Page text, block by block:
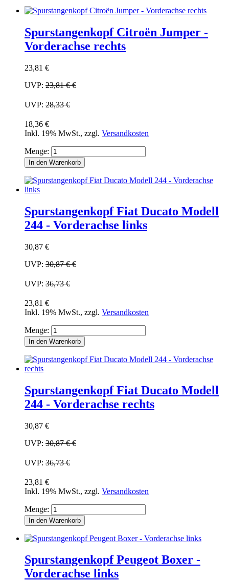
Spurstangenkopf Citroën Jumper -
Vorderachse rechts
23,81 €
UVP: 23,81 €€
UVP: 28,33 €
18,36 €
Inkl. 19% MwSt., zzgl. Versandkosten
Menge:
In den Warenkorb
Spurstangenkopf Fiat Ducato Modell
244 - Vorderachse links
30,87 €
UVP: 30,87 €€
UVP: 36,73 €
23,81 €
Inkl. 19% MwSt., zzgl. Versandkosten
Menge:
In den Warenkorb
Spurstangenkopf Fiat Ducato Modell
244 - Vorderachse rechts
30,87 €
UVP: 30,87 €€
UVP: 36,73 €
23,81 €
Inkl. 19% MwSt., zzgl. Versandkosten
Menge:
In den Warenkorb
Spurstangenkopf Peugeot Boxer -
Vorderachse links